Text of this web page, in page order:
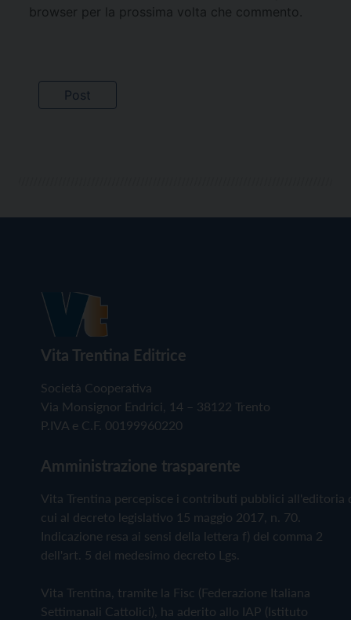
browser per la prossima volta che commento.
Vita Trentina Editrice
Società Cooperativa
Via Monsignor Endrici, 14 – 38122 Trento
P.IVA e C.F. 00199960220
Amministrazione trasparente
Vita Trentina percepisce i contributi pubblici all'editoria
cui al decreto legislativo 15 maggio 2017, n. 70.
Indicazione resa ai sensi della lettera f) del comma 2
dell'art. 5 del medesimo decreto Lgs.
Vita Trentina, tramite la Fisc (Federazione Italiana
Settimanali Cattolici), ha aderito allo IAP (Istituto